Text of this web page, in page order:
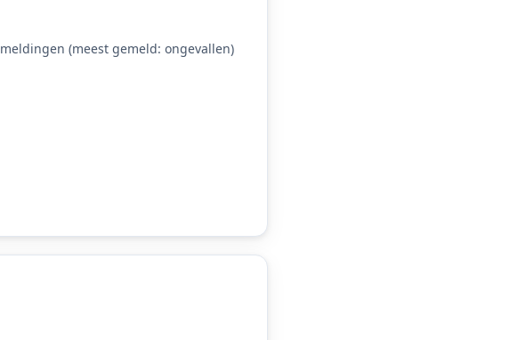
meldingen (meest gemeld: ongevallen)